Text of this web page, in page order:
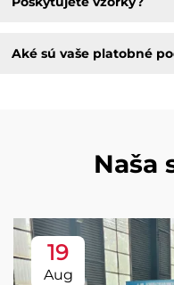
Aké sú vaše platobné
Naša
19
Aug